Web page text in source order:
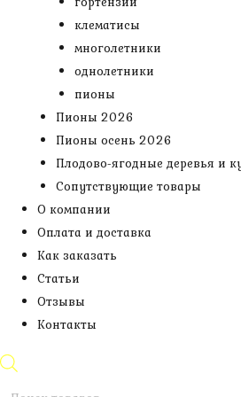
клематисы
многолетники
однолетники
пионы
Пионы 2026
Пионы осень 2026
Плодово-ягодные деревья и
Сопутствующие товары
О компании
Оплата и доставка
Как заказать
Статьи
Отзывы
Контакты
Поиск